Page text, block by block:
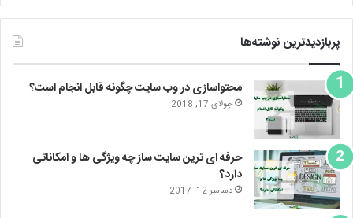
پربازدیدترین نوشته‌ها
محتواسازی در وب سایت چگونه قابل انجام است؟
جولای 17, 2018
حرفه ای ترین سایت ساز چه ویژگی ها و امکاناتی
دارد؟
دسامبر 12, 2017